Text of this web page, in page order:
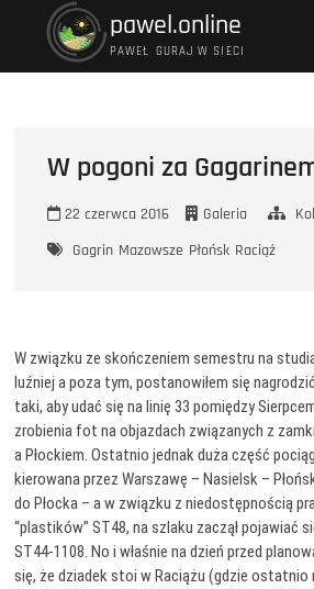
pawel.online
PAWEŁ GURAJ W SIECI
W pogoni za
22 czerwca 2016 Galeria
Gagrin Mazowsze Płońsk Raciąż
W związku ze skończeniem semestru na
luźniej a poza tym, postanowiłem się
taki, aby udać się na linię 33 pomiędzy
zrobienia fot na objazdach związanych z
a Płockiem. Ostatnio jednak duża część
kierowana przez Warszawę – Nasielsk –
do Płocka – a w związku z niedostępnością
“plastików” ST48, na szlaku zaczął pojawiać
ST44-1108. No i właśnie na dzień przed
się, że dziadek stoi w Raciążu (gdzie ostatnio